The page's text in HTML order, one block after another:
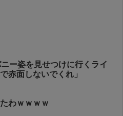
ー姿を見せつけに行くライ
面しないでくれ」
わｗｗｗｗ